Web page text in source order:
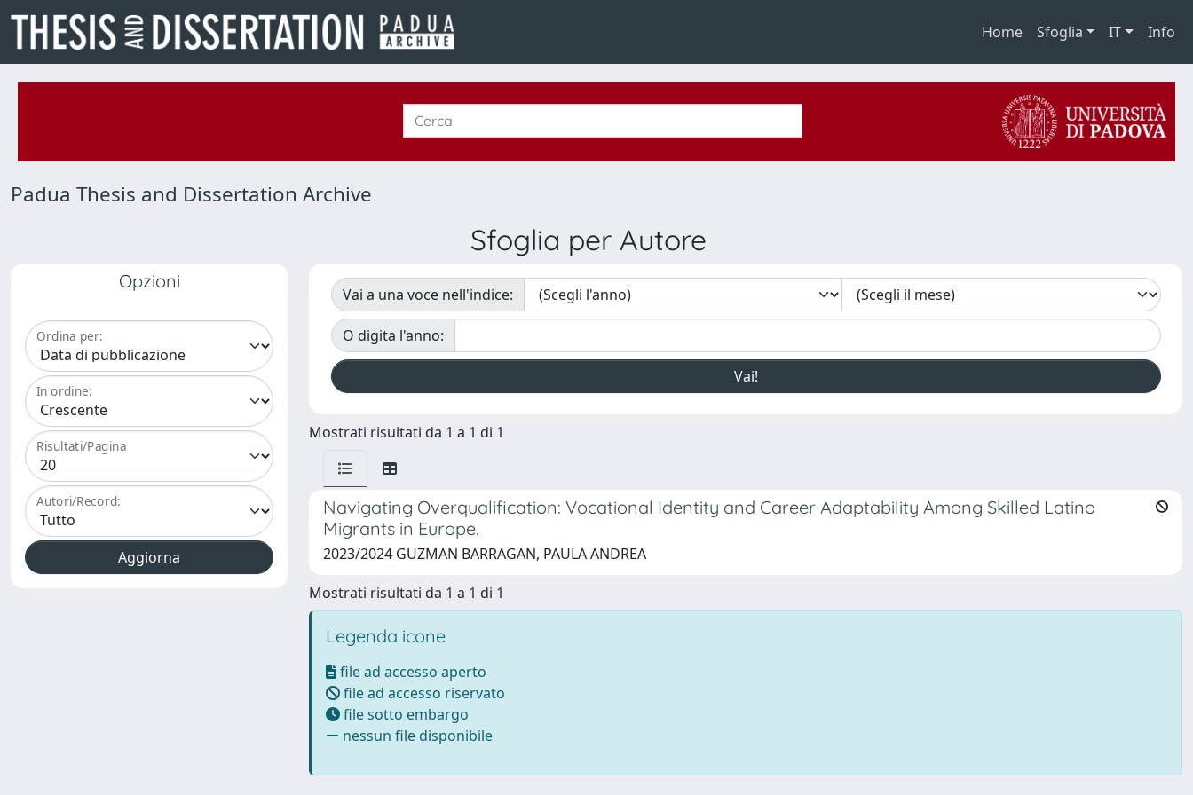
Home Sfoglia IT Info
Padua Thesis and Dissertation Archive
Sfoglia per Autore
Opzioni
Ordina per:
In ordine:
Risultati/Pagina
Autori/Record:
Vai a una voce nell'indice:
O digita l'anno:
Mostrati risultati da 1 a 1 di 1
Navigating Overqualification: Vocational Identity and Career Adaptability Among Skilled Latino
Migrants in Europe.
2023/2024 GUZMAN BARRAGAN, PAULA ANDREA
Mostrati risultati da 1 a 1 di 1
Legenda icone
file ad accesso aperto
file ad accesso riservato
file sotto embargo
nessun file disponibile